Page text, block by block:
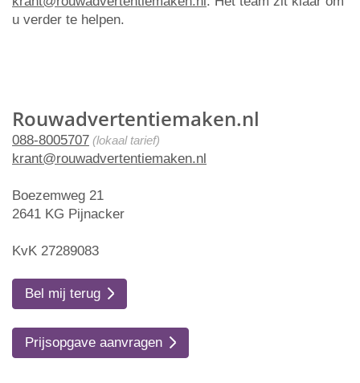
Rouwadvertentiemaken.nl
088-8005707 (lokaal tarief)
krant@rouwadvertentiemaken.nl
Boezemweg 21
2641 KG Pijnacker
KvK 27289083
Bel mij terug
Prijsopgave aanvragen
u verder te helpen.